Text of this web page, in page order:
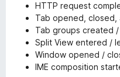
HTTP request
Tab opened, closed,
Tab groups created
Split View entered /
Window opened /
IME composition